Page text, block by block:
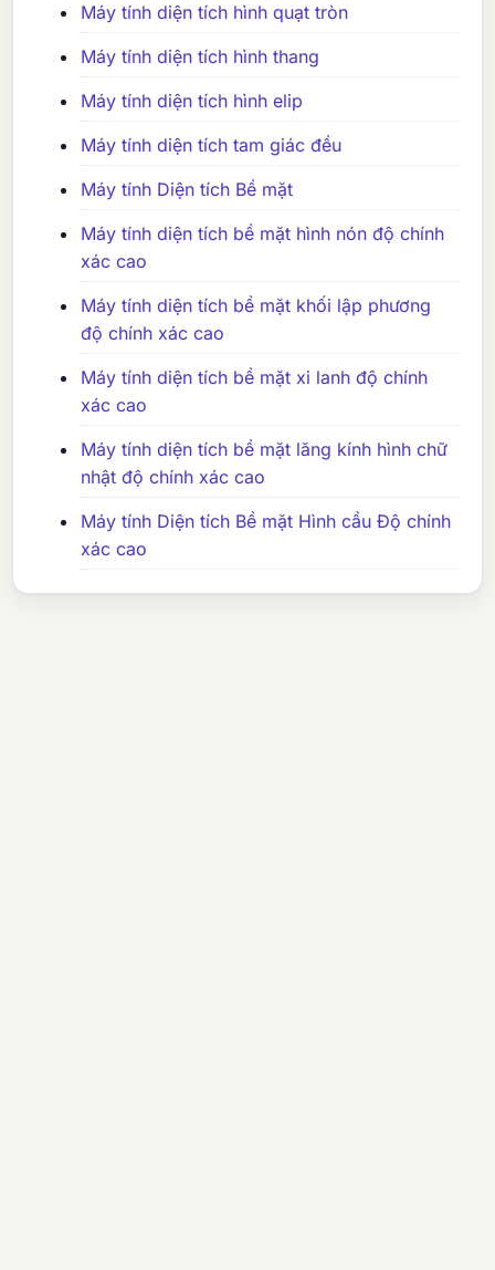
Máy tính diện tích hình quạt tròn
Máy tính diện tích hình thang
Máy tính diện tích hình elip
Máy tính diện tích tam giác đều
Máy tính Diện tích Bề mặt
Máy tính diện tích bề mặt hình nón độ chính
xác cao
Máy tính diện tích bề mặt khối lập phương
độ chính xác cao
Máy tính diện tích bề mặt xi lanh độ chính
xác cao
Máy tính diện tích bề mặt lăng kính hình chữ
nhật độ chính xác cao
Máy tính Diện tích Bề mặt Hình cầu Độ chính
xác cao